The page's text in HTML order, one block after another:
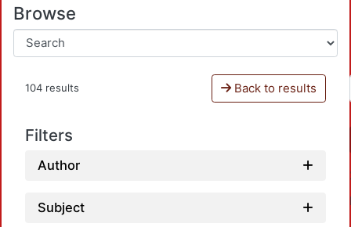
Browse
104 results Back to results
Filters
Author
Subject